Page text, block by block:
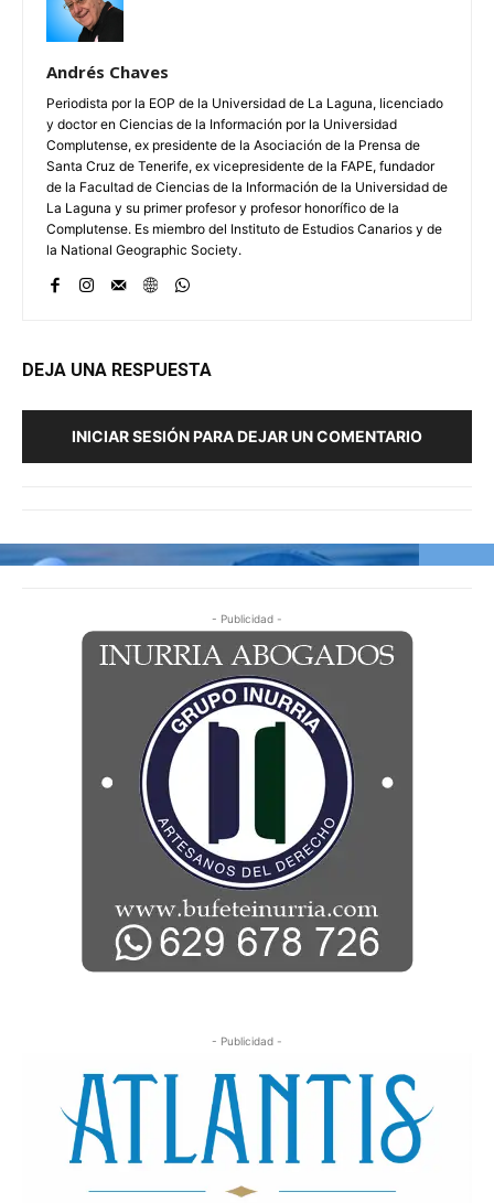
Andrés Chaves
Periodista por la EOP de la Universidad de La Laguna, licenciado
y doctor en Ciencias de la Información por la Universidad
Complutense, ex presidente de la Asociación de la Prensa de
Santa Cruz de Tenerife, ex vicepresidente de la FAPE, fundador
de la Facultad de Ciencias de la Información de la Universidad de
La Laguna y su primer profesor y profesor honorífico de la
Complutense. Es miembro del Instituto de Estudios Canarios y de
la National Geographic Society.
DEJA UNA RESPUESTA
INICIAR SESIÓN PARA DEJAR UN COMENTARIO
- Publicidad -
- Publicidad -